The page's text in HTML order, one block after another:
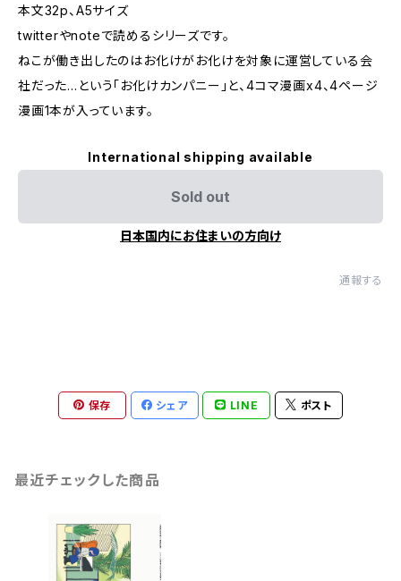
本文32p、A5サイズ
twitterやnoteで読めるシリーズです。
ねこが働き出したのはお化けがお化けを対象に運営している会
社だった…という「お化けカンパニー」と、4コマ漫画x4、4ページ
漫画1本が入っています。
International shipping available
Sold out
日本国内にお住まいの方向け
通報する
保存 シェア LINE ポスト
最近チェックした商品